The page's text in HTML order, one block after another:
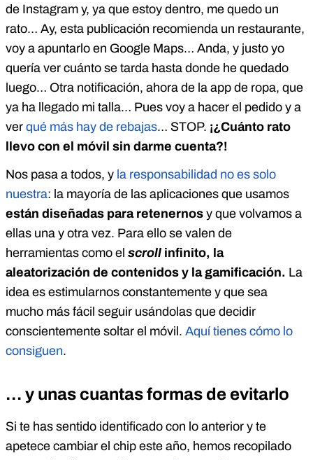
de Instagram y, ya que estoy dentro, me quedo un
rato… Ay, esta publicación recomienda un restaurante,
voy a apuntarlo en Google Maps… Anda, y justo yo
quería ver cuánto se tarda hasta donde he quedado
luego… Otra notificación, ahora de la app de ropa, que
ya ha llegado mi talla… Pues voy a hacer el pedido y a
ver qué más hay de rebajas… STOP. ¡¿Cuánto rato
llevo con el móvil sin darme cuenta?!
Nos pasa a todos, y la responsabilidad no es solo
nuestra: la mayoría de las aplicaciones que usamos
están diseñadas para retenernos y que volvamos a
ellas una y otra vez. Para ello se valen de
herramientas como el scroll infinito, la
aleatorización de contenidos y la gamificación. La
idea es estimularnos constantemente y que sea
mucho más fácil seguir usándolas que decidir
conscientemente soltar el móvil. Aquí tienes cómo lo
consiguen.
… y unas cuantas formas de evitarlo
Si te has sentido identificado con lo anterior y te
apetece cambiar el chip este año, hemos recopilado